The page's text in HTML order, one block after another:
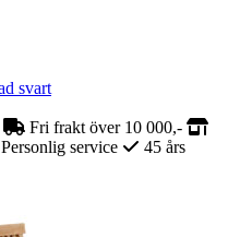
svart
Fri frakt över 10 000,-
Personlig service
45 års